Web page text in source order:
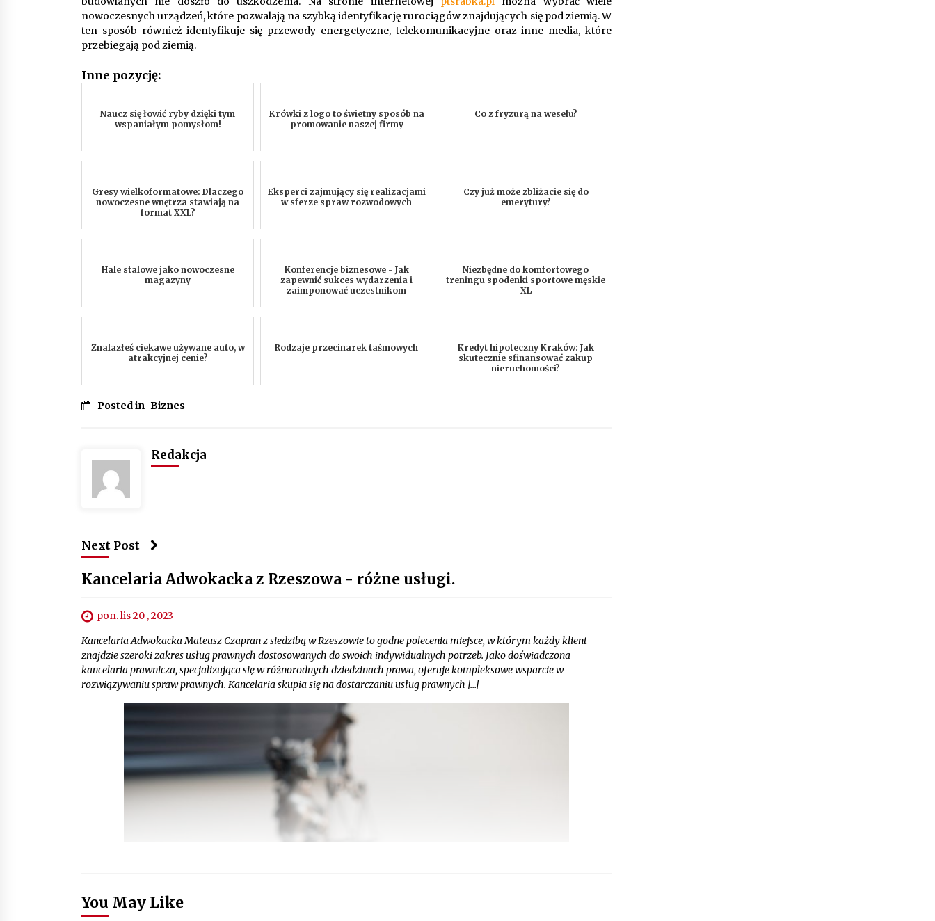
nowoczesnych urządzeń, które pozwalają na szybką identyfikację rurociągów znajdujących się pod ziemią. W
ten sposób również identyfikuje się przewody energetyczne, telekomunikacyjne oraz inne media, które
przebiegają pod ziemią.
Inne pozycję:
Naucz się łowić ryby dzięki tym
wspaniałym pomysłom!
Krówki z logo to świetny sposób na
promowanie naszej firmy
Co z fryzurą na weselu?
Gresy wielkoformatowe: Dlaczego
nowoczesne wnętrza stawiają na
format XXL?
Eksperci zajmujący się realizacjami
w sferze spraw rozwodowych
Czy już może zbliżacie się do
emerytury?
Hale stalowe jako nowoczesne
magazyny
Konferencje biznesowe - Jak
zapewnić sukces wydarzenia i
zaimponować uczestnikom
Niezbędne do komfortowego
treningu spodenki sportowe męskie
XL
Znalazłeś ciekawe używane auto, w
atrakcyjnej cenie?
Rodzaje przecinarek taśmowych
Kredyt hipoteczny Kraków: Jak
skutecznie sfinansować zakup
nieruchomości?
Posted in Biznes
Redakcja
Next Post
Kancelaria Adwokacka z Rzeszowa - różne usługi.
pon. lis 20 , 2023
Kancelaria Adwokacka Mateusz Czapran z siedzibą w Rzeszowie to godne polecenia miejsce, w którym każdy klient
znajdzie szeroki zakres usług prawnych dostosowanych do swoich indywidualnych potrzeb. Jako doświadczona
kancelaria prawnicza, specjalizująca się w różnorodnych dziedzinach prawa, oferuje kompleksowe wsparcie w
rozwiązywaniu spraw prawnych. Kancelaria skupia się na dostarczaniu usług prawnych […]
You May Like